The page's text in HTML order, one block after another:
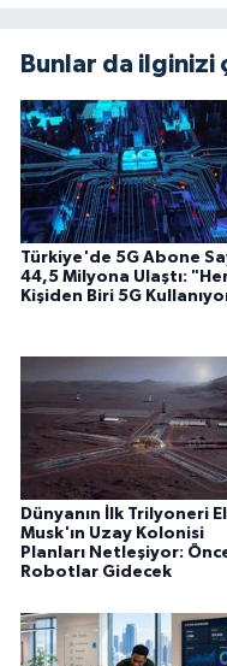
Bunlar da ilginizi
Türkiye'de 5G Abone
44,5 Milyona Ulaştı:
Kişiden Biri 5G
Dünyanın İlk Trilyoneri
Musk'ın Uzay Kolonisi
Planları Netleşiyor:
Robotlar Gidecek